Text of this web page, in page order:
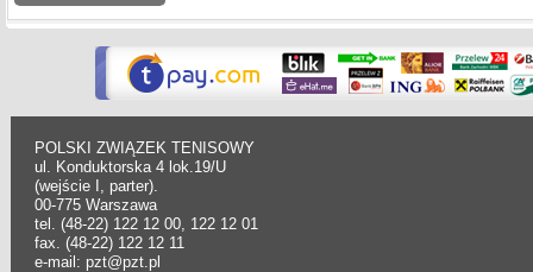
POLSKI ZWIĄZEK TENISOWY
ul. Konduktorska 4 lok.19/U
(wejście I, parter).
00-775 Warszawa
tel. (48-22) 122 12 00, 122 12 01
fax. (48-22) 122 12 11
e-mail: pzt@pzt.pl